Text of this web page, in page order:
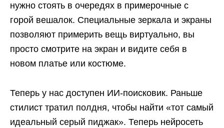
нужно стоять в очередях в примерочные с
горой вешалок. Специальные зеркала и экраны
позволяют примерить вещь виртуально, вы
просто смотрите на экран и видите себя в
новом платье или костюме.
Теперь у нас доступен ИИ-поисковик. Раньше
стилист тратил полдня, чтобы найти «тот самый
идеальный серый пиджак». Теперь нейросеть